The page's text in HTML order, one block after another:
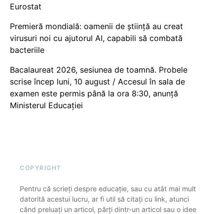
Eurostat
Premieră mondială: oamenii de știință au creat
virusuri noi cu ajutorul AI, capabili să combată
bacteriile
Bacalaureat 2026, sesiunea de toamnă. Probele
scrise încep luni, 10 august / Accesul în sala de
examen este permis până la ora 8:30, anunță
Ministerul Educației
COPYRIGHT
Pentru că scrieți despre educație, sau cu atât mai mult
datorită acestui lucru, ar fi util să citați cu link, atunci
când preluați un articol, părți dintr-un articol sau o idee